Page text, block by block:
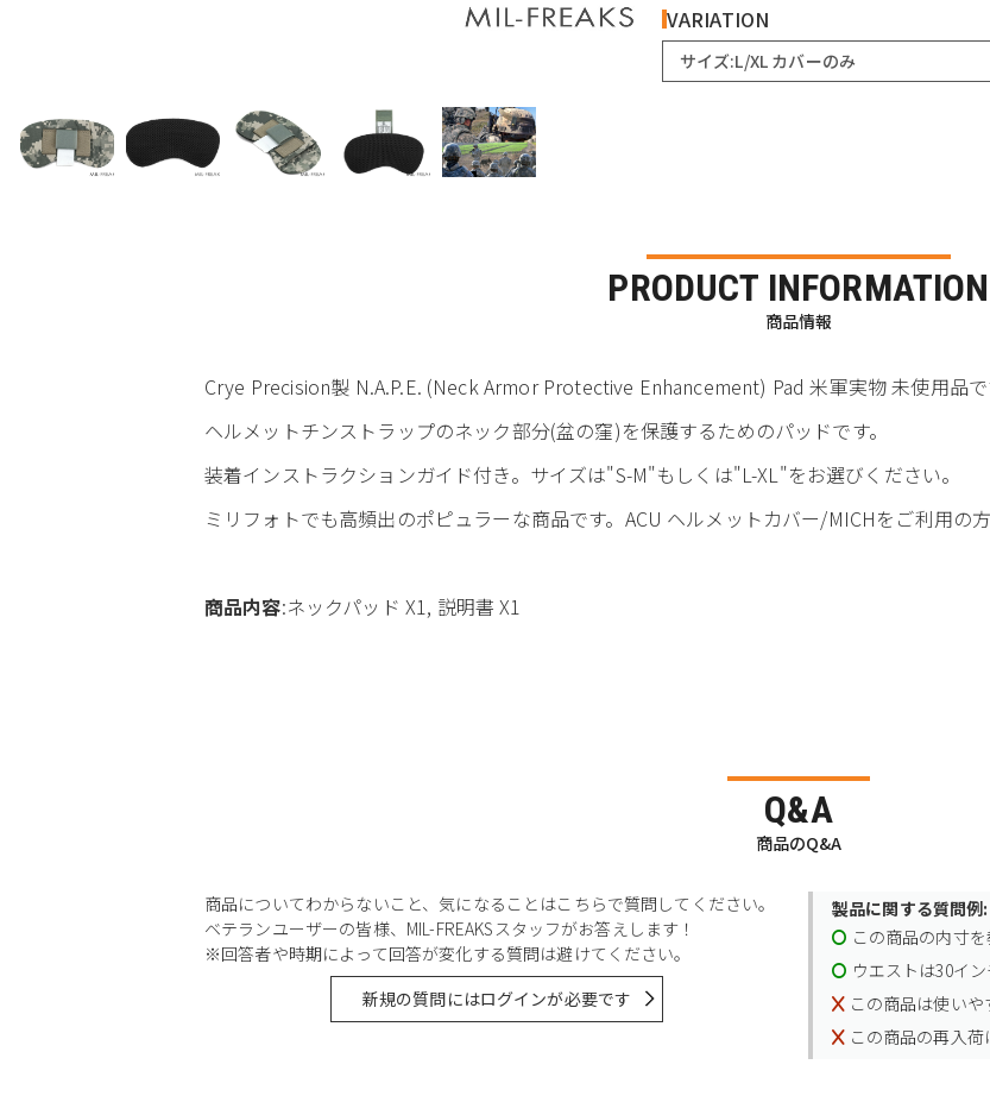
VARIATION
サイズ:L/XL カバーのみ
PRODUCT INFORMATION
商品情報
Crye Precision製 N.A.P.E. (Neck Armor Protective Enhancement) Pad 米軍実物 未使用品で
ヘルメットチンストラップのネック部分(盆の窪)を保護するためのパッドです。
装着インストラクションガイド付き。サイズは"S-M"もしくは"L-XL"をお選びください。
ミリフォトでも高頻出のポピュラーな商品です。ACU ヘルメットカバー/MICHをご利用の
商品内容:ネックパッド X1, 説明書 X1
Q&A
商品のQ&A
商品についてわからないこと、気になることはこちらで質問してください。
ベテランユーザーの皆様、MIL-FREAKSスタッフがお答えします！
※回答者や時期によって回答が変化する質問は避けてください。
新規の質問にはログインが必要です
製品に関する質問例:
この商品の内寸を
ウエストは30イ
この商品は使いや
この商品の再入荷